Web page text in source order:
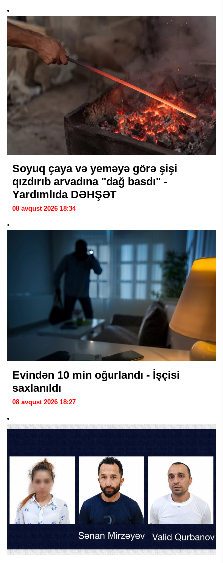
Soyuq çaya və yeməyə görə şişi
qızdırıb arvadına "dağ basdı" -
Yardımlıda DƏHŞƏT
08 avqust 2026 18:34
Evindən 10 min oğurlandı - İşçisi
saxlanıldı
08 avqust 2026 18:27